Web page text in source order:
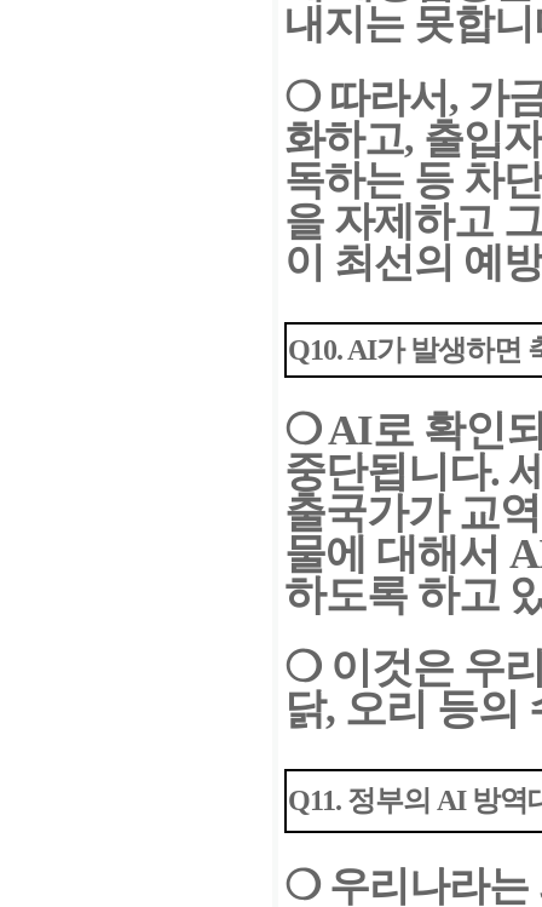
내지는 못합니
❍ 따라서, 가
화하고, 출입
독하는 등 차
을 자제하고
이 최선의 예
Q10. AI가 발생하면
❍ AI로 확인
중단됩니다.
출국가가 교
물에 대해서
하도록 하고
❍ 이것은 우
닭, 오리 등의
Q11. 정부의 AI 방역
❍ 우리나라